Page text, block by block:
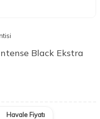
Black Ekstra
Havale Fiyatı